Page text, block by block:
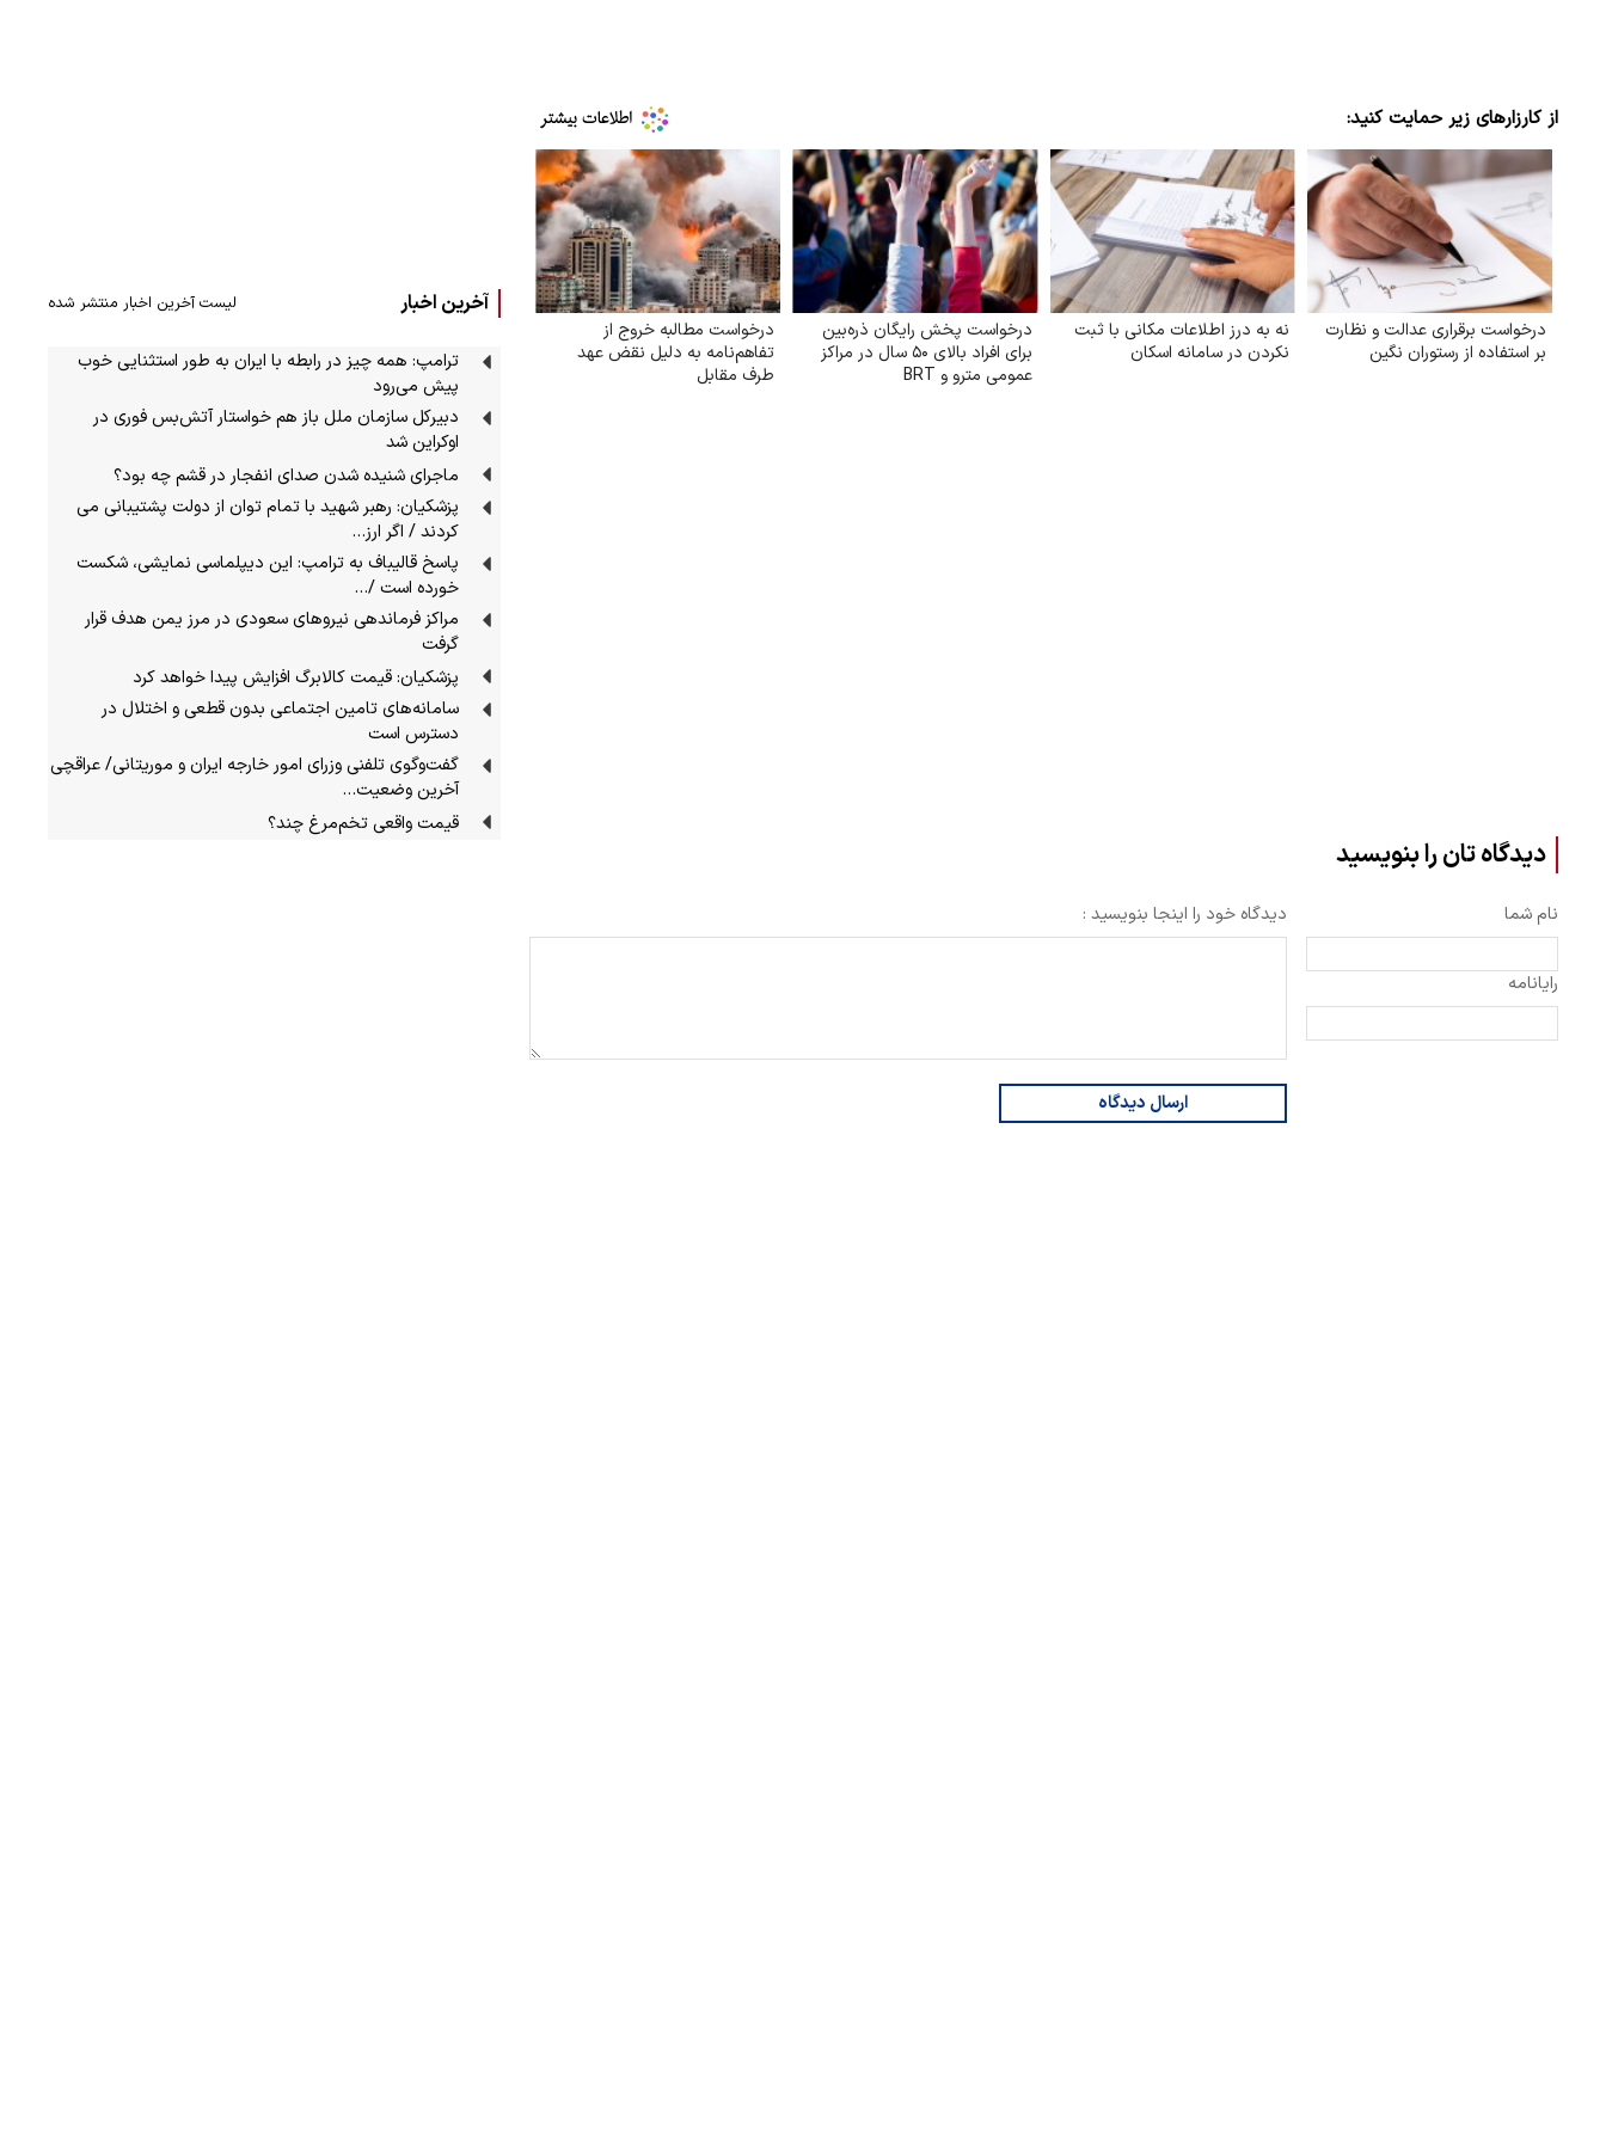
از کارزارهای زیر حمایت کنید:
درخواست برقراری عدالت و نظارت
بر استفاده از رستوران نگین
نه به درز اطلاعات مکانی با ثبت
نکردن در سامانه اسکان
درخواست پخش رایگان ذره‌بین
برای افراد بالای ۵۰ سال در مراکز
عمومی مترو و BRT
درخواست مطالبه خروج از
تفاهم‌نامه به دلیل نقض عهد
طرف مقابل
دیدگاه تان را بنویسید
نام شما
رایانامه
دیدگاه خود را اینجا بنویسید :
ارسال دیدگاه
آخرین اخبار لیست آخرین اخبار منتشر شده
ترامپ: همه چیز در رابطه با ایران به طور استثنایی خوب
پیش می‌رود
دبیرکل سازمان ملل باز هم خواستار آتش‌بس فوری در
اوکراین شد
ماجرای شنیده شدن صدای انفجار در قشم چه بود؟
پزشکیان: رهبر شهید با تمام توان از دولت پشتیبانی می
کردند / اگر ارز…
پاسخ قالیباف به ترامپ: این دیپلماسی نمایشی، شکست
خورده است /…
مراکز فرماندهی نیروهای سعودی در مرز یمن هدف قرار
گرفت
پزشکیان: قیمت کالابرگ افزایش پیدا خواهد کرد
سامانه‌های تامین اجتماعی بدون قطعی و اختلال در
دسترس است
گفت‌وگوی تلفنی وزرای امور خارجه ایران و موریتانی/ عراقچی
آخرین وضعیت…
قیمت واقعی تخم‌مرغ چند؟